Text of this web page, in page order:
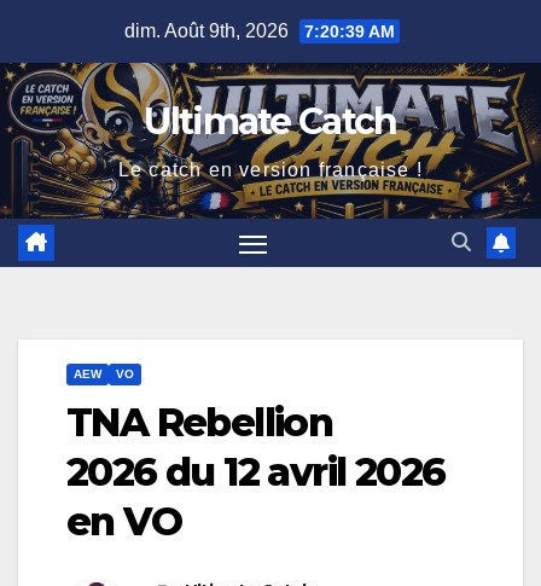
content
dim. Août 9th, 2026 7:20:40 AM
Ultimate Catch
Le catch en version française !
AEW VO
TNA Rebellion
2026 du 12 avril 2026
en VO